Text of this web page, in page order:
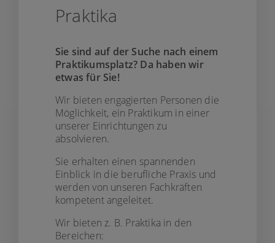
Praktika
Sie sind auf der Suche nach einem
Praktikumsplatz? Da haben wir
etwas für Sie!
Wir bieten engagierten Personen die
Möglichkeit, ein Praktikum in einer
unserer Einrichtungen zu
absolvieren.
Sie erhalten einen spannenden
Einblick in die berufliche Praxis und
werden von unseren Fachkräften
kompetent angeleitet.
Wir bieten z. B. Praktika in den
Bereichen: